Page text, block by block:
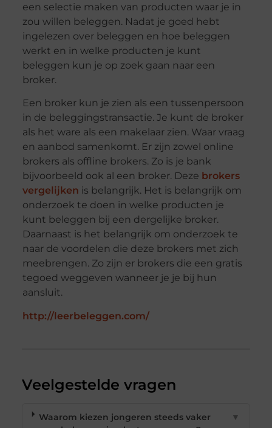
een selectie maken van producten waar je in
zou willen beleggen. Nadat je goed hebt
ingelezen over beleggen en hoe beleggen
werkt en in welke producten je kunt
beleggen kun je op zoek gaan naar een
broker.
Een broker kun je zien als een tussenpersoon
in de beleggingstransactie. Je kunt de broker
als het ware als een makelaar zien. Waar vraag
en aanbod samenkomt. Er zijn zowel online
brokers als offline brokers. Zo is je bank
bijvoorbeeld ook al een broker. Deze brokers
vergelijken is belangrijk. Het is belangrijk om
onderzoek te doen in welke producten je
kunt beleggen bij een dergelijke broker.
Daarnaast is het belangrijk om onderzoek te
naar de voordelen die deze brokers met zich
meebrengen. Zo zijn er brokers die een gratis
tegoed weggeven wanneer je je bij hun
aansluit.
http://leerbeleggen.com/
Veelgestelde vragen
Waarom kiezen jongeren steeds vaker
▼